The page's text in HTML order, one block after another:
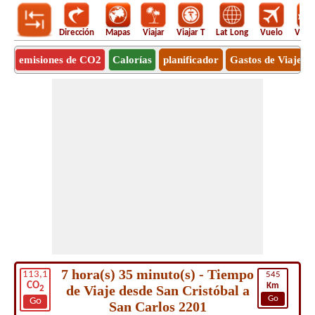
Dirección Mapas Viajar Viajar T Lat Long Vuelo
emisiones de CO2 Calorías planificador Gastos de Viaje
113,1
CO2
Go
545
Km
Go
7 hora(s) 35 minuto(s) - Tiempo
de Viaje desde San Cristóbal a
San Carlos 2201